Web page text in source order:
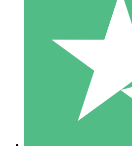
Pacotes de
Pague conforme o uso com
1000